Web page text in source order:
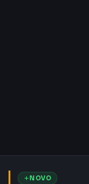
NOVO